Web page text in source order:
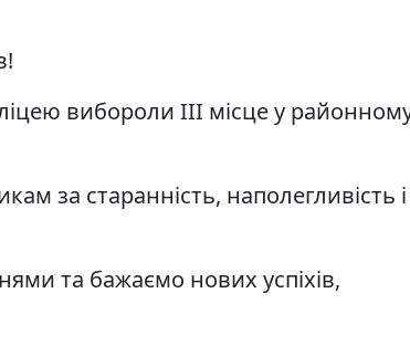
вибороли ІІІ місце у
за старанність, наполегливість і
та бажаємо нових успіхів,